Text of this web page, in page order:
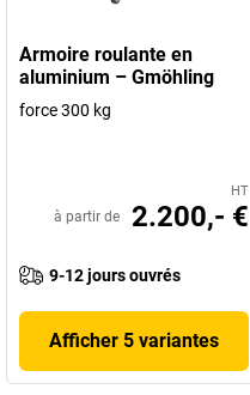
Armoire roulante en
aluminium – Gmöhling
force 300 kg
HT
à partir de 2.200,- €
9-12 jours ouvrés
Afficher 5 variantes